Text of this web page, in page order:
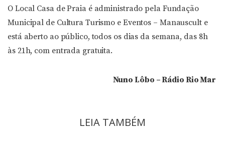
O Local Casa de Praia é administrado pela Fundação
Municipal de Cultura Turismo e Eventos – Manauscult e
está aberto ao público, todos os dias da semana, das 8h
às 21h, com entrada gratuita.
Nuno Lôbo – Rádio Rio Mar
LEIA TAMBÉM